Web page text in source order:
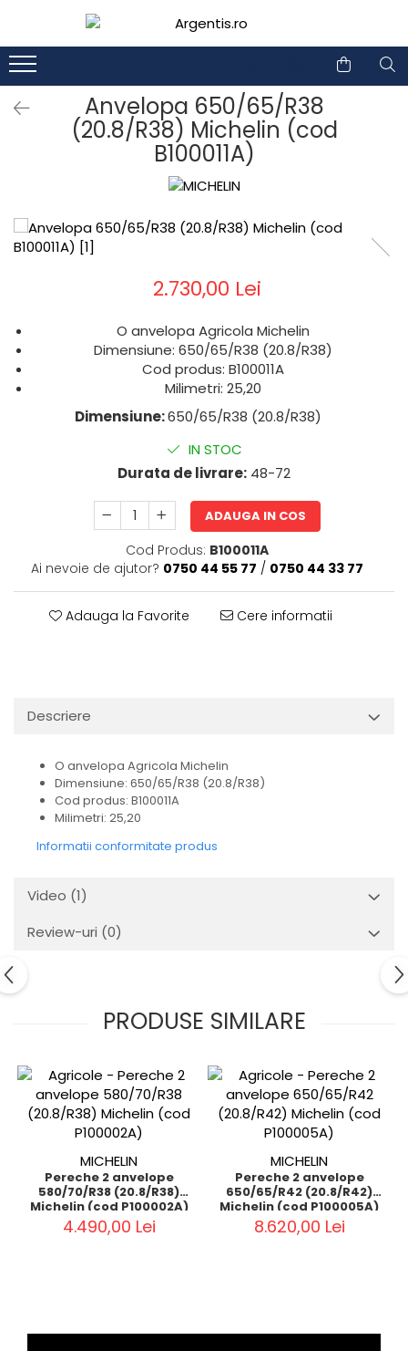
Anvelopa 650/65/R38
(20.8/R38) Michelin (cod
B100011A)
2.730,00 Lei
O anvelopa Agricola Michelin
Dimensiune: 650/65/R38 (20.8/R38)
Cod produs: B100011A
Milimetri: 25,20
Dimensiune:650/65/R38 (20.8/R38)
IN STOC
Durata de livrare: 48-72
ADAUGA IN COS
Cod Produs: B100011A
Ai nevoie de ajutor? 0750 44 55 77 / 0750 44 33 77
Adauga la Favorite Cere informatii
Descriere
O anvelopa Agricola Michelin
Dimensiune: 650/65/R38 (20.8/R38)
Cod produs: B100011A
Milimetri: 25,20
Informatii conformitate produs
Video (1)
Review-uri (0)
PRODUSE SIMILARE
MICHELIN
Pereche 2 anvelope
580/70/R38 (20.8/R38)
Michelin (cod P100002A)
4.490,00 Lei
MICHELIN
Pereche 2 anvelope
650/65/R42 (20.8/R42)
Michelin (cod P100005A)
8.620,00 Lei